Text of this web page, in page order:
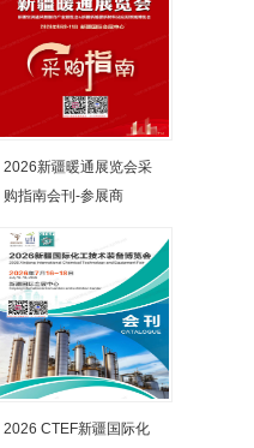
2026新疆暖通展览会采
购指南会刊-参展商
2026 CTEF新疆国际化